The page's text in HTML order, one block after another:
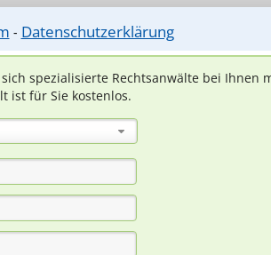
⁃ Datenschutzerklärung
spezialisierte Rechtsanwälte bei Ihnen
ist für Sie kostenlos.